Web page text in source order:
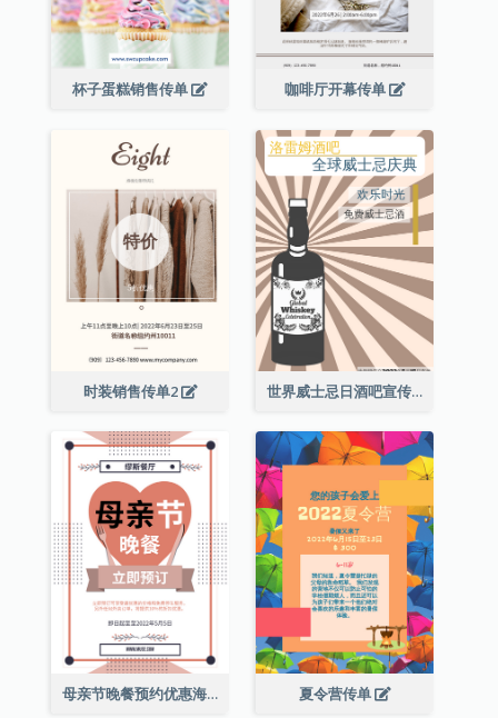
杯子蛋糕销售传单 咖啡厅开幕传单
时装销售传单2 世界威士忌日酒吧宣传传单
母亲节晚餐预约优惠海报 夏令营传单